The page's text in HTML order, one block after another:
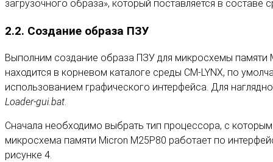
загрузочного образа», который поставляется в составе
2.2. Создание образа ПЗУ
Выполним создание образа ПЗУ для микросхемы памяти
находится в корневом каталоге среды CM-LYNX, по
использованием графического интерфейса. Для
Loader-gui.bat.
Сначала необходимо выбрать тип процессора, с
микросхема памяти Micron M25P80 работает по
рисунке 4.